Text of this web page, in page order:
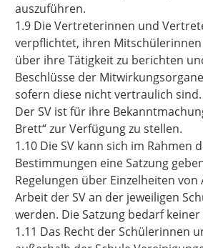
auszuführen.
1.9 Die Vertreterinnen und
verpflichtet, ihren
über ihre Tätigkeit zu berichten
Beschlüsse der
sofern diese nicht vertraulich sind.
Der SV ist für ihre
Brett“ zur Verfügung zu stellen.
1.10 Die SV kann sich im Rahmen
Bestimmungen eine Satzung
Regelungen über Einzelheiten
Arbeit der SV an der jeweiligen
werden. Die Satzung bedarf
1.11 Das Recht der Schülerinnen